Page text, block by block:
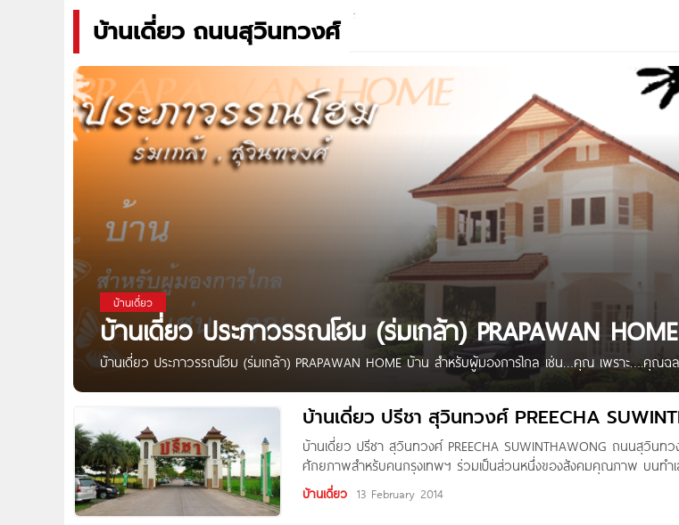
บ้านเดี่ยว ถนนสุวินทวงศ์
บ้านเดี่ยว
บ้านเดี่ยว ประภาวรรณโฮม (ร่มเกล้า) PRAPAWAN HOME
บ้านเดี่ยว ประภาวรรณโฮม (ร่มเกล้า) PRAPAWAN HOME บ้าน สำหรับผู้มองการไกล เช่น…คุณ เพราะ….คุณฉ
ประภาวรรณ พร็อพเพอร์ตี้ (1993) จำกัด ลักษณะโครงการ บ้านเดี่ยว พื้นที่โครงการ 15 ไร่ จำนวนบ้าน n/a
บ้านเดี่ยว ปรีชา สุวินทวงศ์ PREECHA
บ้านเดี่ยว ปรีชา สุวินทวงศ์ PREECHA SUWINTHAWONG ถนนสุวินทว
ศักยภาพสำหรับคนกรุงเทพฯ ร่วมเป็นส่วนหนึ่งของสังคมคุณภาพ บนท
สูงพร้อมรองรับความเจริญรอบทิศใช้ เวลาเพียงไม่กี่นาทีสู่ใจกลางเมืองแล
ด้วยเครื่อข่ายถนนที่เชื่อมโยงถึงกันใกล้ ถนนวงแหวนรอบนอกทางด่วนราม
บ้านเดี่ยว 13 February 2014